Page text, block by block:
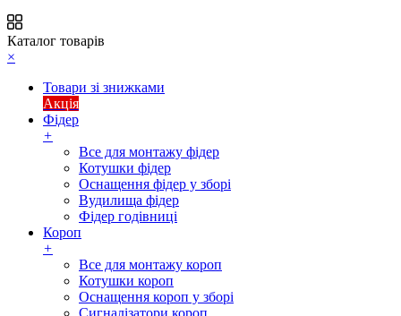
Каталог товарів
×
Товари зі знижками
Акція
Фідер
+
Все для монтажу фідер
Котушки фідер
Оснащення фідер у зборі
Вудилища фідер
Фідер годівниці
Короп
+
Все для монтажу короп
Котушки короп
Оснащення короп у зборі
Сигналізатори короп